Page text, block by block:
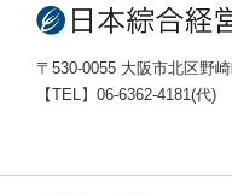
〒530-0055 大阪市北区野
【TEL】06-6362-4181(代)